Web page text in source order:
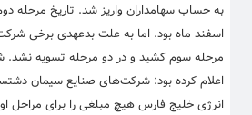
اسفند ماه بود. اما به علت بدعهدی برخی
مرحله سوم کشید و در دو مرحله تسویه نشد.
اعلام کرده بود: شرکت‌های صنایع سیمان
انرژی خلیج فارس هیچ مبلغی را برای مراحل